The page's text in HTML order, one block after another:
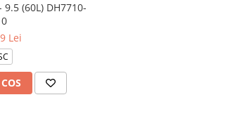
9.5 (60L) DH7710-
Lei